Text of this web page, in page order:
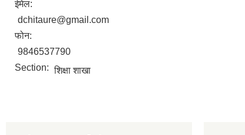
ईमेल:
dchitaure@gmail.com
फोन:
9846537790
Section: शिक्षा शाखा